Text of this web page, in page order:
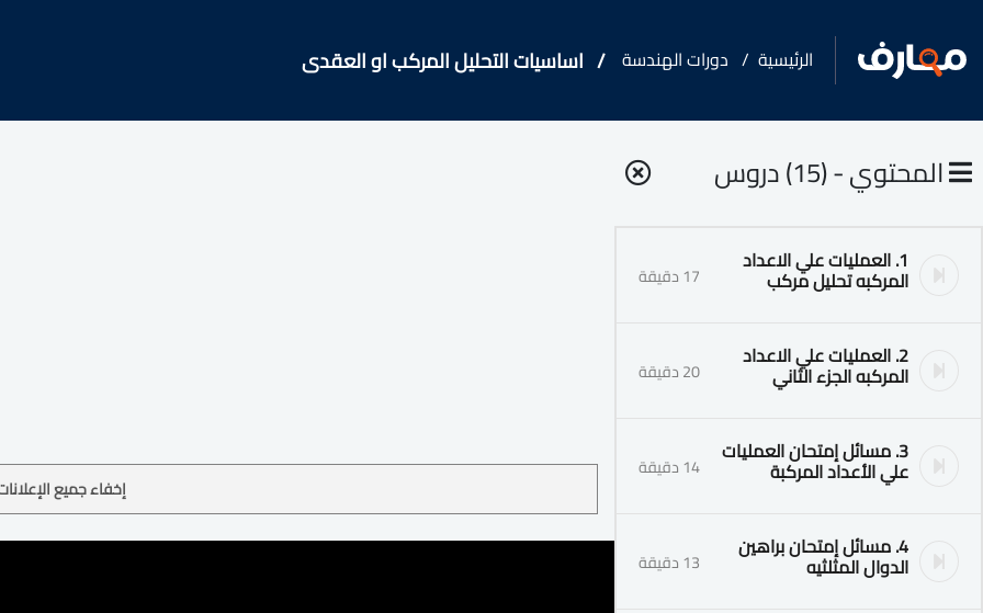
الرئيسية دورات الهندسة اساسيات التحليل المركب او العقدى
المحتوي - (15) دروس
1. العمليات علي الاعداد
المركبه تحليل مركب 17 دقيقة
2. العمليات علي الاعداد
المركبه الجزء الثاني 20 دقيقة
3. مسائل إمتحان العمليات
علي الأعداد المركبة 14 دقيقة
4. مسائل إمتحان براهين
الدوال المثلثيه 13 دقيقة
إخفاء جميع